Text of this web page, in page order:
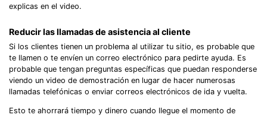
explicas en el video.
Reducir las llamadas de asistencia al cliente
Si los clientes tienen un problema al utilizar tu sitio, es probable que
te llamen o te envíen un correo electrónico para pedirte ayuda. Es
probable que tengan preguntas específicas que puedan responderse
viendo un video de demostración en lugar de hacer numerosas
llamadas telefónicas o enviar correos electrónicos de ida y vuelta.
Esto te ahorrará tiempo y dinero cuando llegue el momento de